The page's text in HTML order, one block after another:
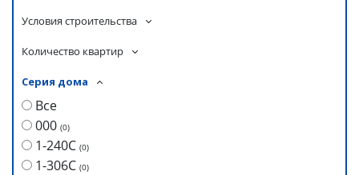
Условия строительства
Количество квартир
Серия дома
Все
000 (0)
1-240С (0)
1-306С (0)